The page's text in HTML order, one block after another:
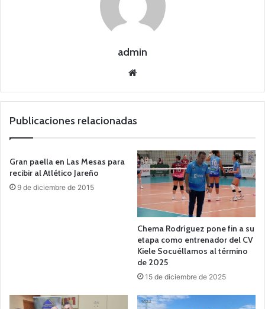
admin
we
Publicaciones relacionadas
Gran paella en Las Mesas para
recibir al Atlético Jareño
9 de diciembre de 2015
Chema Rodríguez pone fin a su
etapa como entrenador del CV
Kiele Socuéllamos al término
de 2025
15 de diciembre de 2025